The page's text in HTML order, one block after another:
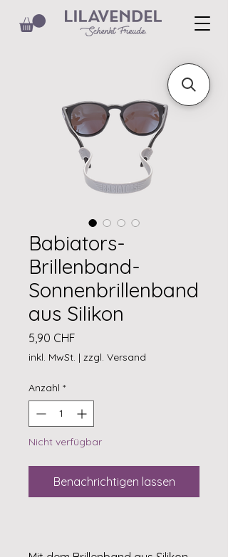
Babiators-
Brillenband-
Sonnenbrillenband
aus Silikon
5,90 CHF
inkl. MwSt. | zzgl. Versand
Anzahl *
Nicht verfügbar
Benachrichtigen lassen